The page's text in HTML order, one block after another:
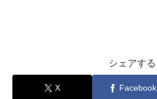
シェアする
X Facebook